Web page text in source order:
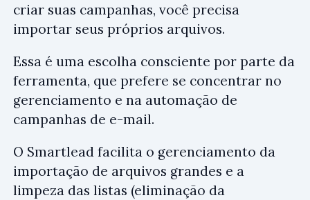
criar suas campanhas, você precisa
importar seus próprios arquivos.
Essa é uma escolha consciente por parte da
ferramenta, que prefere se concentrar no
gerenciamento e na automação de
campanhas de e-mail.
O Smartlead facilita o gerenciamento da
importação de arquivos grandes e a
limpeza das listas (eliminação da